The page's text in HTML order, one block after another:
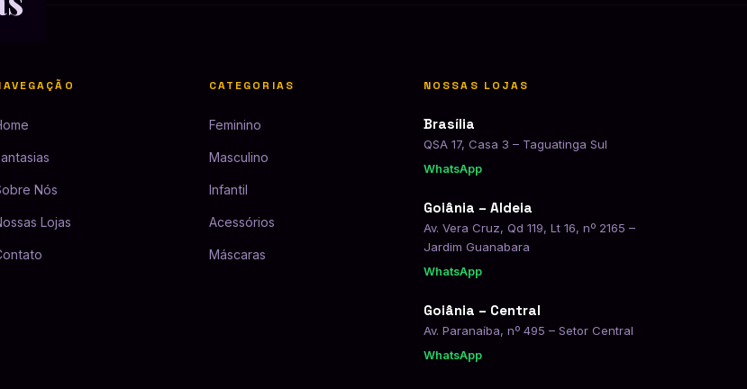
Nós
Lojas
CATEGORIAS
Feminino
Masculino
Infantil
Acessórios
Máscaras
NOSSAS LOJAS
Brasília
QSA 17, Casa 3 – Taguatinga Sul
WhatsApp
Goiânia – Aldeia
Av. Vera Cruz, Qd 119, Lt 16, nº 2165 –
Jardim Guanabara
WhatsApp
Goiânia – Central
Av. Paranaíba, nº 495 – Setor Central
WhatsApp